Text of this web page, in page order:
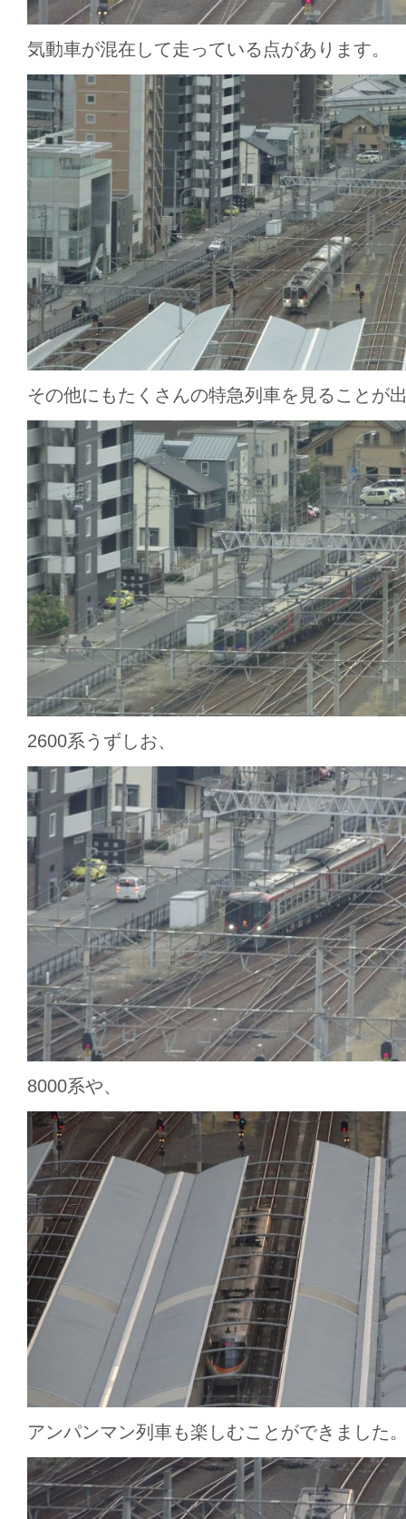
気動車が混在して走っている点があります。
その他にもたくさんの特急列車を見ることが
2600系うずしお、
8000系や、
アンパンマン列車も楽しむことができました